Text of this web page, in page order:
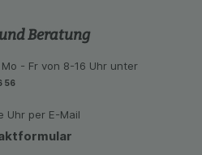
Beratung
- Fr von 8-16 Uhr unter
56
Uhr per E-Mail